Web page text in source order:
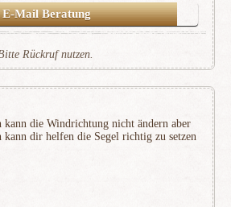
E-Mail Beratung
Rückruf nutzen.
kann die Windrichtung nicht ändern aber
kann dir helfen die Segel richtig zu setzen